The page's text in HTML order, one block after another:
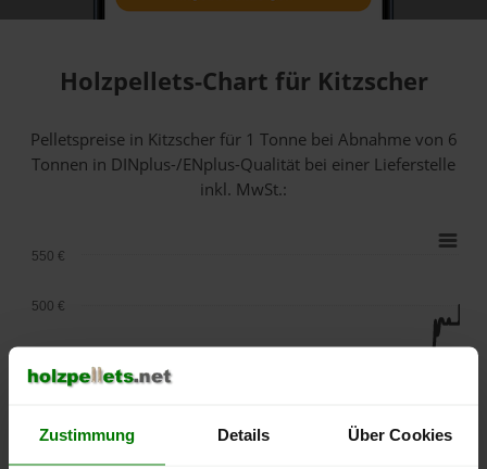
Zustimmung Details Über Cookies
Holzpellets-Chart für Kitzscher
Pelletspreise in Kitzscher für 1 Tonne bei Abnahmevon 6
Tonnen in DINplus-/ENplus-Qualität bei einer Lieferstelle
inkl. MwSt.:
500 €
550 €